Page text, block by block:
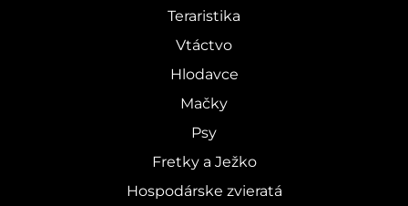
Teraristika
Vtáctvo
Hlodavce
Mačky
Psy
Fretky a Ježko
Hospodárske zvieratá